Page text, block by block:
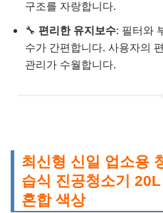
구조를 자랑합니다.
🔧 편리한 유지보수: 필터와
수가 간편합니다. 사용자의
관리가 수월합니다.
최신형 신일 업소용
습식 진공청소기
혼합 색상